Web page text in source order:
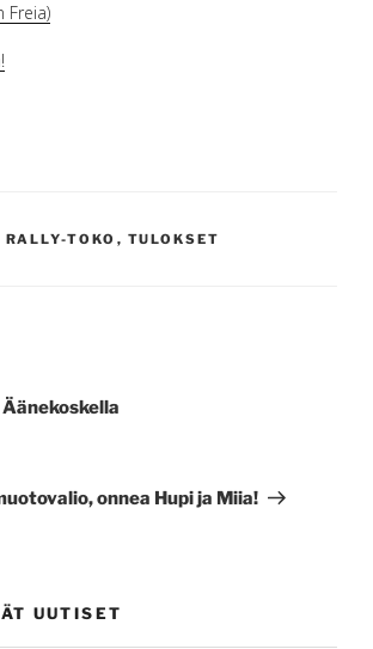
Freia)
RALLY-TOKO , TULOKSET
onnea Hupi ja Miia!
UUTISET